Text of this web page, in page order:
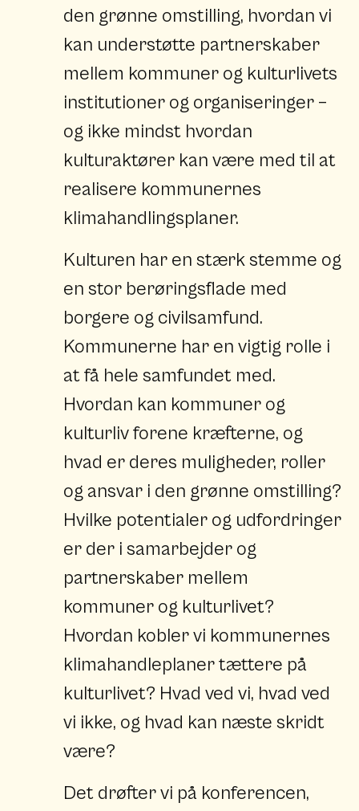
den grønne omstilling, hvordan vi
kan understøtte partnerskaber
mellem kommuner og kulturlivets
institutioner og organiseringer –
og ikke mindst hvordan
kulturaktører kan være med til at
realisere kommunernes
klimahandlingsplaner.
Kulturen har en stærk stemme og
en stor berøringsflade med
borgere og civilsamfund.
Kommunerne har en vigtig rolle i
at få hele samfundet med.
Hvordan kan kommuner og
kulturliv forene kræfterne, og
hvad er deres muligheder, roller
og ansvar i den grønne omstilling?
Hvilke potentialer og udfordringer
er der i samarbejder og
partnerskaber mellem
kommuner og kulturlivet?
Hvordan kobler vi kommunernes
klimahandleplaner tættere på
kulturlivet? Hvad ved vi, hvad ved
vi ikke, og hvad kan næste skridt
være?
Det drøfter vi på konferencen,